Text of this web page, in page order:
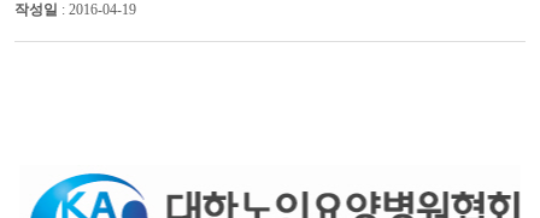
작성일 : 2016-04-19